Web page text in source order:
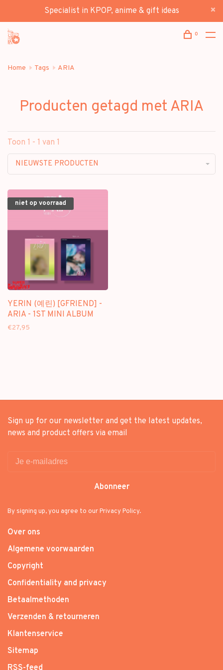
Specialist in KPOP, anime & gift ideas
0
Home Tags ARIA
Producten getagd met ARIA
Toon 1 - 1 van 1
NIEUWSTE PRODUCTEN
niet op voorraad
YERIN (예린) [GFRIEND] -
ARIA - 1ST MINI ALBUM
€27,95
Sign up for our newsletter and get the latest updates,
news and product offers via email
Abonneer
By signing up, you agree to our Privacy Policy.
Over ons
Algemene voorwaarden
Copyright
Confidentiality and privacy
Betaalmethoden
Verzenden & retourneren
Klantenservice
Sitemap
RSS-feed